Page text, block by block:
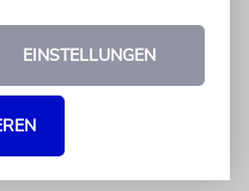
haben sich Kultur
Auch nicht
EINSTELLUNGEN